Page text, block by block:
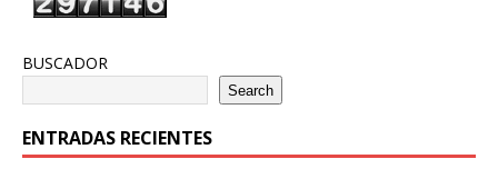
BUSCADOR
Search
ENTRADAS RECIENTES